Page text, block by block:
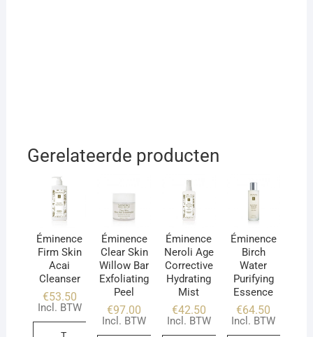
Gerelateerde producten
Éminence
Firm Skin
Acai
Cleanser
€53.50
Incl. BTW
Éminence
Clear Skin
Willow Bar
Exfoliating
Peel
€97.00
Incl. BTW
Éminence
Neroli Age
Corrective
Hydrating
Mist
€42.50
Incl. BTW
Éminence
Birch
Water
Purifying
Essence
€64.50
Incl. BTW